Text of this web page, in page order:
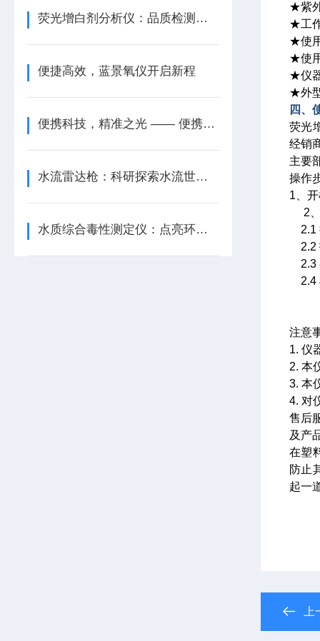
荧光增白剂分析仪：品质检测的得力助手
便捷高效，蓝景氧仪开启新程
便携科技，精准之光 —— 便携式全反射 X 射线荧光光谱仪的贡献
水流雷达枪：科研探索水流世界的锐利工具，揭示流体奥秘
水质综合毒性测定仪：点亮环保之路
★紫
★工
★使
★使
★仪
★外
四、
荧光
经销
主要
操作
1、
2、
2.1
2.2
2.3
2.4
注意
1. 仪
2. 本
3. 本
4. 对
售后
及产
在塑
防止
起一